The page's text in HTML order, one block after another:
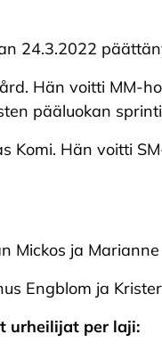
24.3.2022
Hän voitti MM-
pääluokan
Komi. Hän voitti
Mickos ja
Engblom ja
urheilijat per laji: